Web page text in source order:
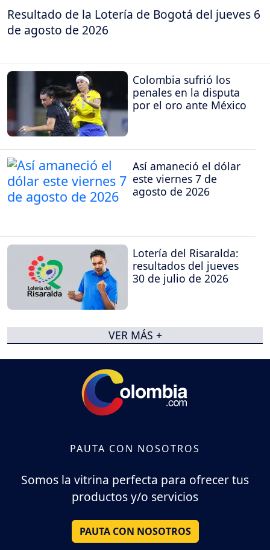
Resultado de la Lotería de Bogotá del jueves 6
de agosto de 2026
Colombia sufrió los
penales en la disputa
por el oro ante México
Así amaneció el dólar
este viernes 7 de
agosto de 2026
Lotería del Risaralda:
resultados del jueves
30 de julio de 2026
VER MÁS +
PAUTA CON NOSOTROS
Somos la vitrina perfecta para ofrecer tus
productos y/o servicios
PAUTA CON NOSOTROS